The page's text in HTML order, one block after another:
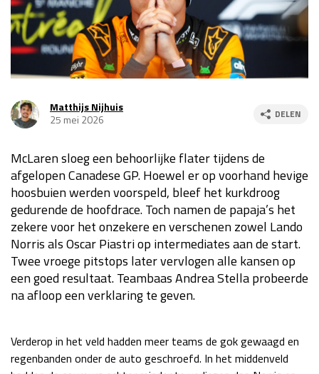
Race
za 13:00 - 15:00
GP VERENIGDE STATEN 2026 23 - 25 okt
Race
zo 21:00 - 23:00
GP MEXICO 2026 30 okt - 01 nov
Race
zo 21:00 - 23:00
GP SÃO PAULO 2026 06 - 08 nov
Kwalificatie
za 19:00 - 20:00
Race
zo 18:00 - 20:00
LAS VEGAS GRAND PRIX 2026
Kwalificatie
za 05:00 - 06:00
GP ABU DHABI 2026 04 - 06 dec
Matthijs Nijhuis
25 mei 2026
DELEN
McLaren sloeg een behoorlijke flater tijdens de
afgelopen Canadese GP. Hoewel er op voorhand hevige
hoosbuien werden voorspeld, bleef het kurkdroog
gedurende de hoofdrace. Toch namen de papaja’s het
zekere voor het onzekere en verschenen zowel Lando
Norris als Oscar Piastri op intermediates aan de start.
Twee vroege pitstops later vervlogen alle kansen op
een goed resultaat. Teambaas Andrea Stella probeerde
na afloop een verklaring te geven.
Verderop in het veld hadden meer teams de gok gewaagd en
regenbanden onder de auto geschroefd. In het middenveld